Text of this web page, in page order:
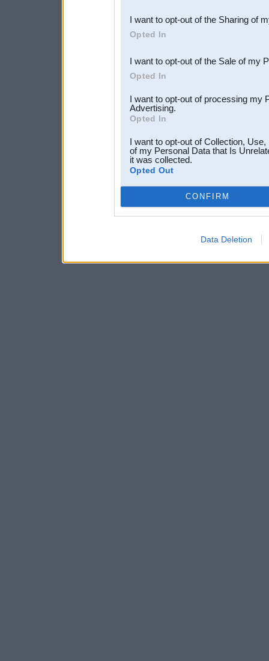
Downstream Participants
third parties.
I want to opt-out of the Sharing of
Opted In
I want to opt-out of the Sale of my
Opted In
I want to opt-out of processing my
Advertising.
Opted In
I want to opt-out of Collection,
of my Personal Data that Is
it was collected.
Opted Out
CONFIRM
Data Deletion